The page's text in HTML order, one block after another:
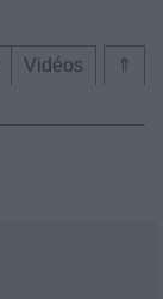
⇑
Vidéos